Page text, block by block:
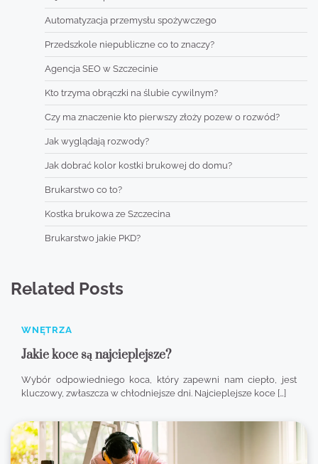
Automatyzacja przemysłu spożywczego
Przedszkole niepubliczne co to znaczy?
Agencja SEO w Szczecinie
Kto trzyma obrączki na ślubie cywilnym?
Czy ma znaczenie kto pierwszy złoży pozew o rozwód?
Jak wyglądają rozwody?
Jak dobrać kolor kostki brukowej do domu?
Brukarstwo co to?
Kostka brukowa ze Szczecina
Brukarstwo jakie PKD?
Related Posts
WNĘTRZA
Jakie koce są najcieplejsze?
Wybór odpowiedniego koca, który zapewni nam ciepło, jest
kluczowy, zwłaszcza w chłodniejsze dni. Najcieplejsze koce […]